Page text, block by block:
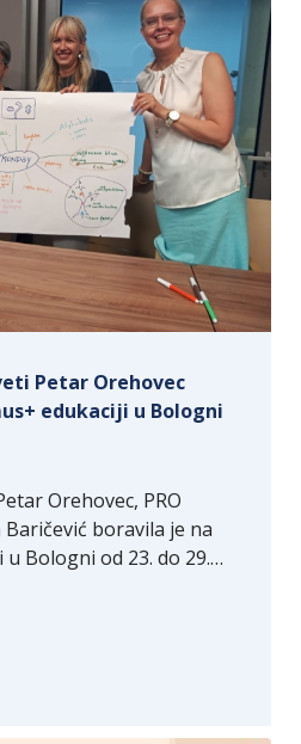
Petar Orehovec
edukaciji u Bologni
Orehovec, PRO
boravila je na
u Bologni od 23. do 29.…